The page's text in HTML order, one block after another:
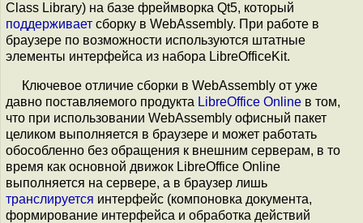
Class Library) на базе фреймворка Qt5, который
поддерживает сборку в WebAssembly. При работе в
браузере по возможности используются штатные
элементы интерфейса из набора LibreOfficeKit.
Ключевое отличие сборки в WebAssembly от уже
давно поставляемого продукта LibreOffice Online в том,
что при использовании WebAssembly офисный пакет
целиком выполняется в браузере и может работать
обособленно без обращения к внешним серверам, в то
время как основной движок LibreOffice Online
выполняется на сервере, а в браузер лишь
транслируется интерфейс (компоновка документа,
формирование интерфейса и обработка действий